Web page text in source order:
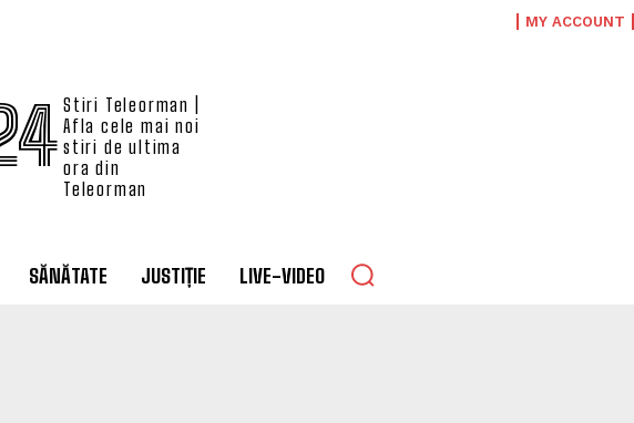
MY ACCOUNT
Stiri Teleorman |
Afla cele mai noi
stiri de ultima
ora din
Teleorman
SĂNĂTATE JUSTIȚIE LIVE-VIDEO